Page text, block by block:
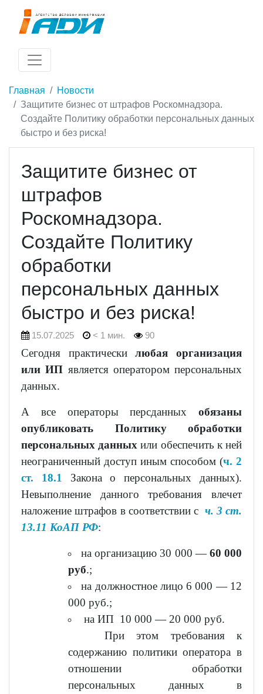
Главная
Новости
Защитите бизнес от штрафов Роскомнадзора.
Создайте Политику обработки персональных данных
быстро и без риска!
Защитите бизнес от
штрафов
Роскомнадзора.
Создайте Политику
обработки
персональных данных
быстро и без риска!
15.07.2025 < 1 мин. 90
Сегодня практическилюбая организация
или ИП является оператором персональных
данных.
А все операторы персданных обязаны
опубликовать Политику обработки
персональных данных или обеспечить к ней
неограниченный доступ иным способом (ч. 2
ст. 18.1
Закона о персональных данных).
Невыполнение данного требования влечет
наложение штрафов в соответствии с ч. 3 ст.
13.11 КоАП РФ:
на организацию 30 000 —60 000
руб.;
на должностное лицо 6 000 — 12
000 руб.;
на ИП 10 000 — 20 000 руб.
При этом требования к
содержанию политики оператора в
отношении обработки
персональных данных в